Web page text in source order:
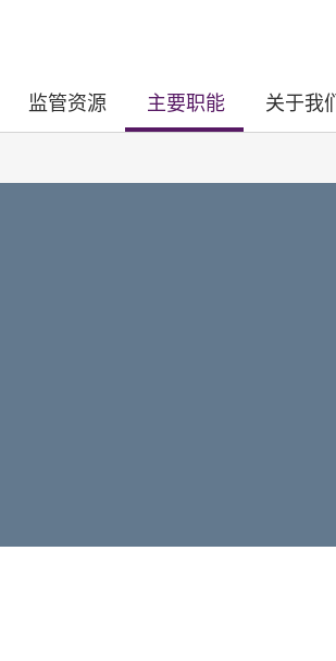
监管资源 主要职能 关于我们